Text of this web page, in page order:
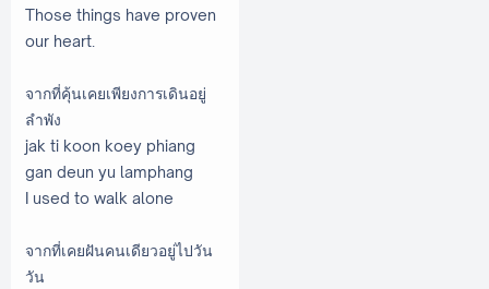
Those things have proven
our heart.
จากที่คุ้นเคยเพียงการเดินอยู่
ลำพัง
jak ti koon koey phiang
gan deun yu lamphang
I used to walk alone
จากที่เคยฝันคนเดียวอยู่ไปวัน
วัน